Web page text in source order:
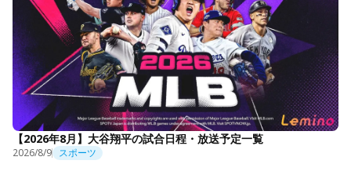
【2026年8月】大谷翔平の試合日程・放送予定一覧
2026/8/9 スポーツ